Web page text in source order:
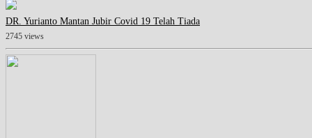
DR. Yurianto Mantan Jubir Covid 19 Telah Tiada
2745 views